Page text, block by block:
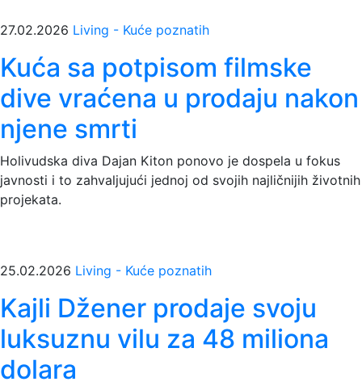
27.02.2026 Living - Kuće poznatih
Kuća sa potpisom filmske
dive vraćena u prodaju nakon
njene smrti
Holivudska diva Dajan Kiton ponovo je dospela u fokus
javnosti i to zahvaljujući jednoj od svojih najličnijih životnih
projekata.
25.02.2026 Living - Kuće poznatih
Kajli Džener prodaje svoju
luksuznu vilu za 48 miliona
dolara